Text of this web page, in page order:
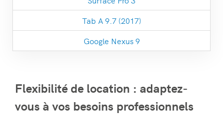
Tab A 9.7 (2017)
Google Nexus 9
Flexibilité de location : adaptez-
vous à vos besoins professionnels